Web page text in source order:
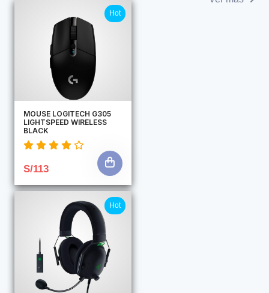
Hot
MOUSE LOGITECH G305
LIGHTSPEED WIRELESS
BLACK
S/113
Hot